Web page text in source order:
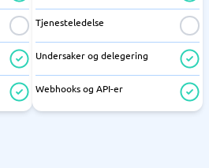
Tjenesteledelse
Undersaker og delegering
Webhooks og API-er